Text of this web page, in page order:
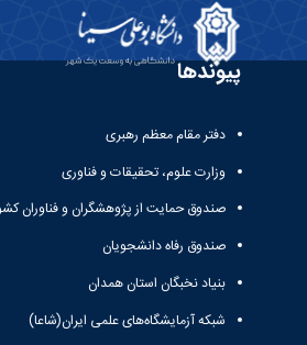
پیوندها
دفتر مقام معظم رهبری
وزارت علوم، تحقیقات و فناوری
صندوق حمایت از پژوهشگران و فناوران
صندوق رفاه دانشجویان
بنیاد نخبگان استان همدان
شبکه آزمایشگاه‌های علمی ایران(شاعا)